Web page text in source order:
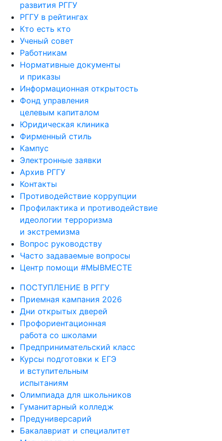
развития РГГУ
РГГУ в рейтингах
Кто есть кто
Ученый совет
Работникам
Нормативные документы
и приказы
Информационная открытость
Фонд управления
целевым капиталом
Юридическая клиника
Фирменный стиль
Кампус
Электронные заявки
Архив РГГУ
Контакты
Противодействие коррупции
Профилактика и противодействие
идеологии терроризма
и экстремизма
Вопрос руководству
Часто задаваемые вопросы
Центр помощи #МЫВМЕСТЕ
ПОСТУПЛЕНИЕ В РГГУ
Приемная кампания 2026
Дни открытых дверей
Профориентационная
работа со школами
Предпринимательский класс
Курсы подготовки к ЕГЭ
и вступительным
испытаниям
Олимпиада для школьников
Гуманитарный колледж
Предуниверсарий
Бакалавриат и специалитет